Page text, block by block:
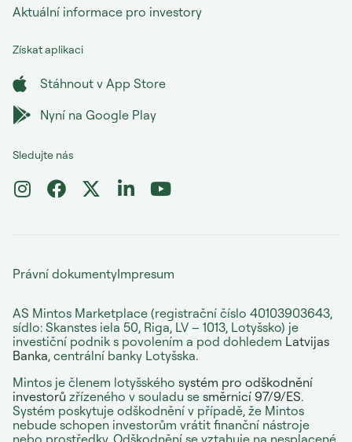
Aktuální informace pro investory
Získat aplikaci
Stáhnout v App Store
Nyní na Google Play
Sledujte nás
Právní dokumentyImpresum
AS Mintos Marketplace (registrační číslo 40103903643,
sídlo: Skanstes iela 50, Riga, LV – 1013, Lotyšsko) je
investiční podnik s povolením a pod dohledem Latvijas
Banka, centrální banky Lotyšska.
Mintos je členem lotyšského systém pro odškodnění
investorů zřízeného v souladu se směrnicí 97/9/ES.
Systém poskytuje odškodnění v případě, že Mintos
nebude schopen investorům vrátit finanční nástroje